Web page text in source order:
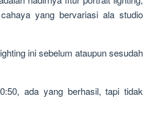
yang bervariasi ala studio
ini sebelum ataupun sesudah
ada yang berhasil, tapi tidak